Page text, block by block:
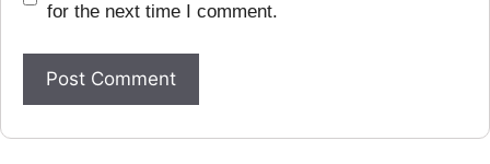
for the next time I comment.